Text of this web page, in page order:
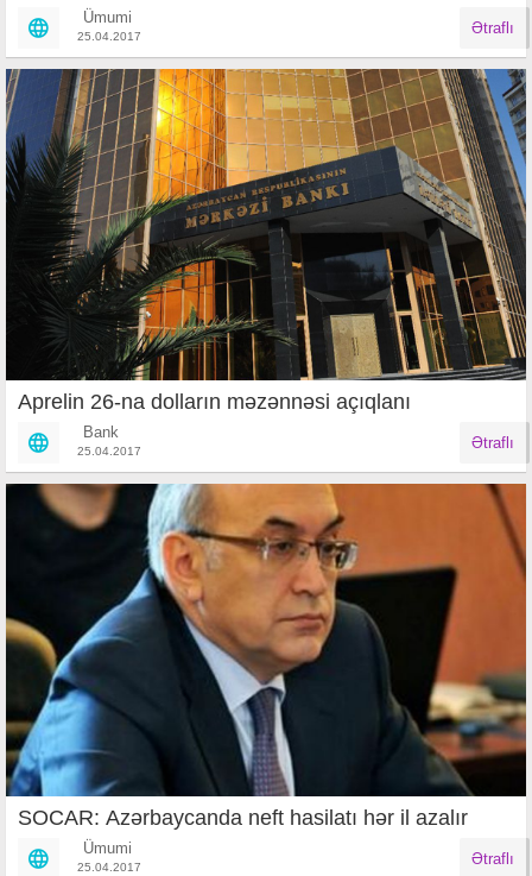
Ümumi
25.04.2017 Ətraflı
Aprelin 26-na dolların məzənnəsi açıqlanı
Bank
25.04.2017 Ətraflı
SOCAR: Azərbaycanda neft hasilatı hər il azalır
Ümumi
25.04.2017 Ətraflı